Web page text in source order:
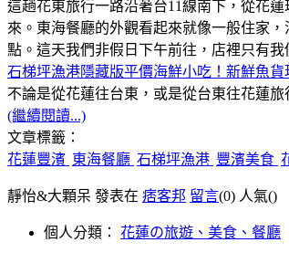
這趟花東旅行一路沿著台11線南下，從花
來。東海餐廳的外觀看起來就像一般住家
點。這天我們非假日下午前往，店裡只有
石梯坪漁港隱藏版平價海鮮小吃！新鮮魚貨
不論是從花蓮往台東，或是從台東往花蓮
(繼續閱讀...)
文章標籤：
花蓮豐濱 東海餐廳 石梯坪漁港 豐濱美食
靜怡&大顆呆 發表在 痞客邦 留言(0) 人氣()
個人分類： 花蓮の旅遊、美食、餐廳